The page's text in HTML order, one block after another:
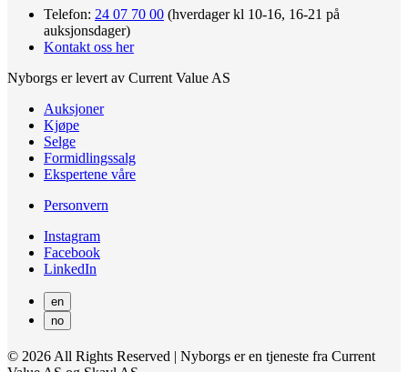
Telefon: 24 07 70 00 (hverdager kl 10-16, 16-21 på
auksjonsdager)
Kontakt oss her
Nyborgs er levert av Current Value AS
Auksjoner
Kjøpe
Selge
Formidlingssalg
Ekspertene våre
Personvern
Instagram
Facebook
LinkedIn
en
no
© 2026 All Rights Reserved | Nyborgs er en tjeneste fra Current